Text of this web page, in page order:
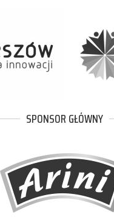
SPONSOR GŁÓWNY